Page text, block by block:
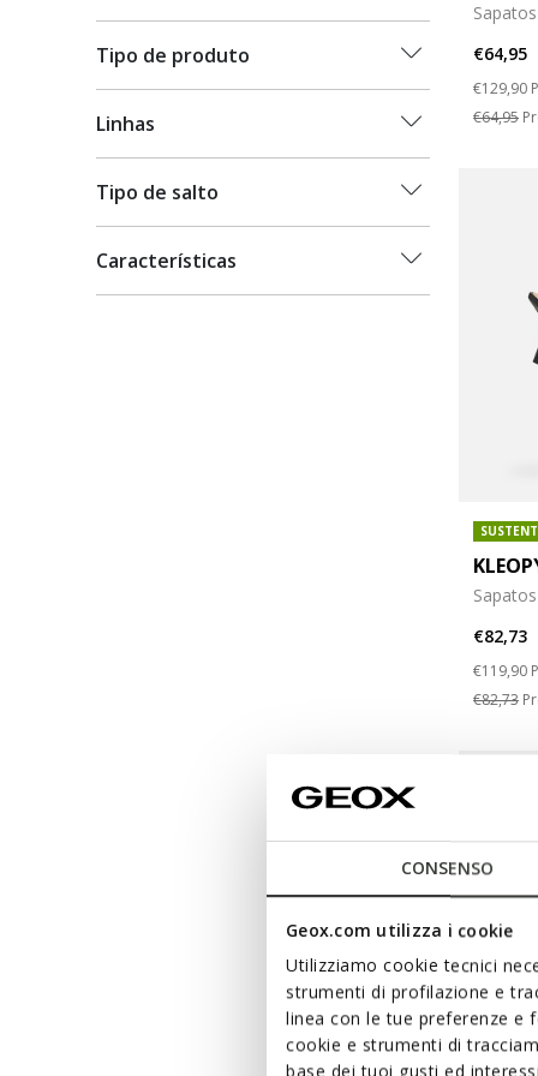
CONSENSO
Geox.com utilizza i cookie
Utilizziamo cookie tecnici
strumenti di profilazione e
linea con le tue preferenze e
cookie e strumenti di
base dei tuoi gusti ed
Tipo de produto
Linhas
Tipo de salto
Características
€64,95
Price
€129,90
€64,95
€82,73
Price
€119,90
€82,73